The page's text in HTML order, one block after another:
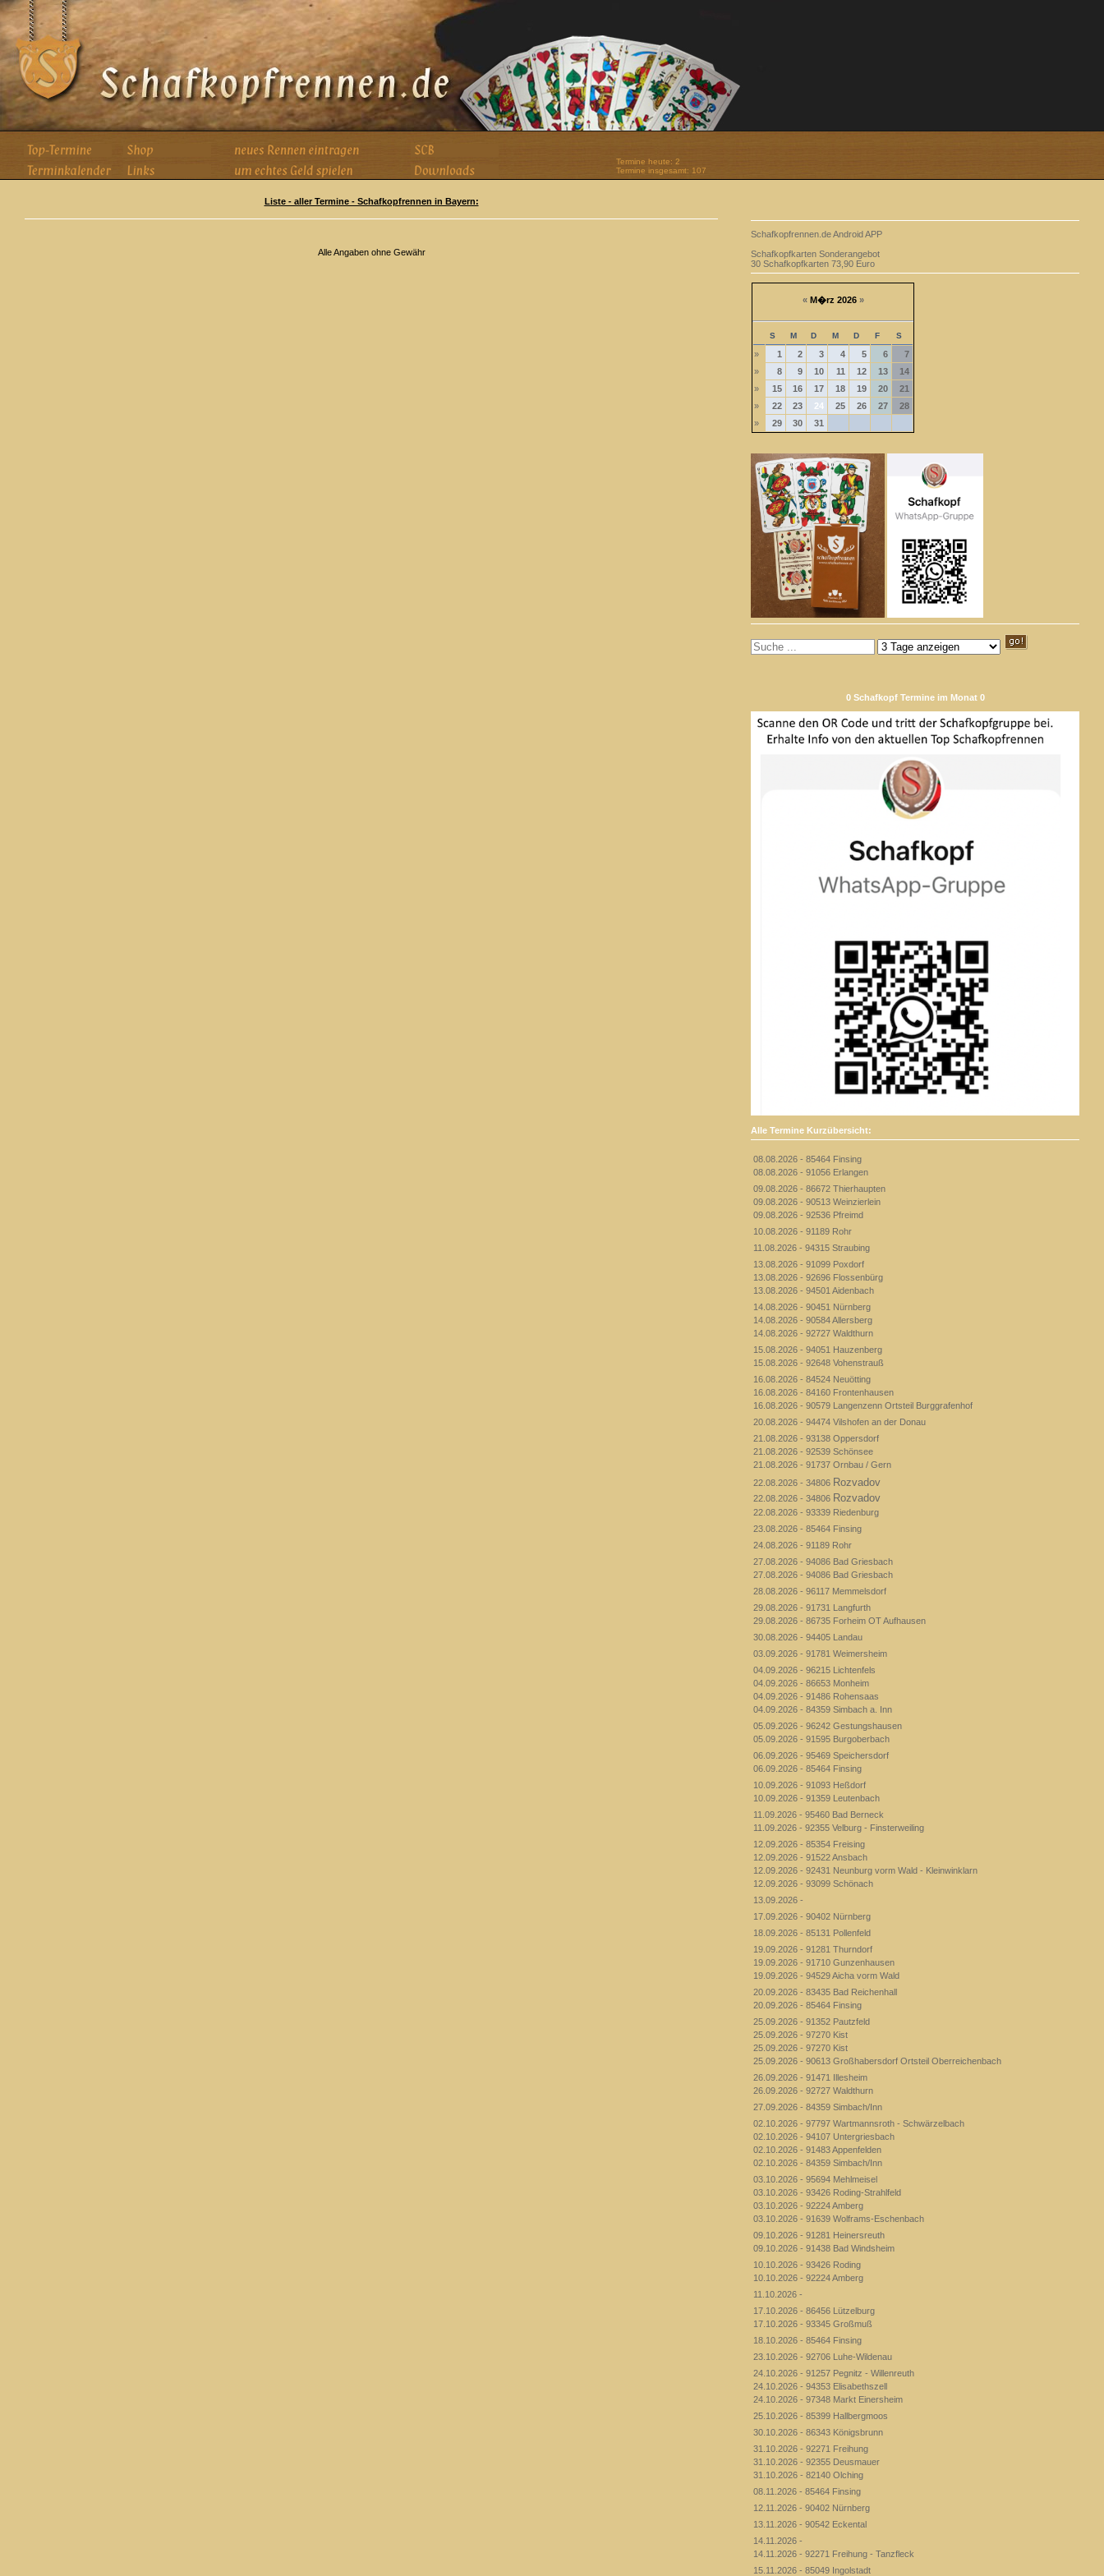
Termine heute: 2
Termine insgesamt: 107
Liste - aller Termine - Schafkopfrennen in Bayern:
Alle Angaben ohne Gewähr
Schafkopfrennen.de Android APP
Schafkopfkarten Sonderangebot
30 Schafkopfkarten 73,90 Euro
«M�rz 2026 »
S M D M D F S
» 1 2 3 4 5 6
7
»
8 9 10 11 12 13
14
»
15 16 17 18 19 20
21
»
22 23 24 25 26 27
28
»
29 30 31
0 Schafkopf Termine im Monat 0
Alle Termine Kurzübersicht:
08.08.2026 - 85464 Finsing
08.08.2026 - 91056 Erlangen
09.08.2026 - 86672 Thierhaupten
09.08.2026 - 90513 Weinzierlein
09.08.2026 - 92536 Pfreimd
10.08.2026 - 91189 Rohr
11.08.2026 - 94315 Straubing
13.08.2026 - 91099 Poxdorf
13.08.2026 - 92696 Flossenbürg
13.08.2026 - 94501 Aidenbach
14.08.2026 - 90451 Nürnberg
14.08.2026 - 90584 Allersberg
14.08.2026 - 92727 Waldthurn
15.08.2026 - 94051 Hauzenberg
15.08.2026 - 92648 Vohenstrauß
16.08.2026 - 84524 Neuötting
16.08.2026 - 84160 Frontenhausen
16.08.2026 - 90579 Langenzenn Ortsteil Burggrafenhof
20.08.2026 - 94474 Vilshofen an der Donau
21.08.2026 - 93138 Oppersdorf
21.08.2026 - 92539 Schönsee
21.08.2026 - 91737 Ornbau / Gern
22.08.2026 - 34806 Rozvadov
22.08.2026 - 34806 Rozvadov
22.08.2026 - 93339 Riedenburg
23.08.2026 - 85464 Finsing
24.08.2026 - 91189 Rohr
27.08.2026 - 94086 Bad Griesbach
27.08.2026 - 94086 Bad Griesbach
28.08.2026 - 96117 Memmelsdorf
29.08.2026 - 91731 Langfurth
29.08.2026 - 86735 Forheim OT Aufhausen
30.08.2026 - 94405 Landau
03.09.2026 - 91781 Weimersheim
04.09.2026 - 96215 Lichtenfels
04.09.2026 - 86653 Monheim
04.09.2026 - 91486 Rohensaas
04.09.2026 - 84359 Simbach a. Inn
05.09.2026 - 96242 Gestungshausen
05.09.2026 - 91595 Burgoberbach
06.09.2026 - 95469 Speichersdorf
06.09.2026 - 85464 Finsing
10.09.2026 - 91093 Heßdorf
10.09.2026 - 91359 Leutenbach
11.09.2026 - 95460 Bad Berneck
11.09.2026 - 92355 Velburg - Finsterweiling
12.09.2026 - 85354 Freising
12.09.2026 - 91522 Ansbach
12.09.2026 - 92431 Neunburg vorm Wald - Kleinwinklarn
12.09.2026 - 93099 Schönach
13.09.2026 -
17.09.2026 - 90402 Nürnberg
18.09.2026 - 85131 Pollenfeld
19.09.2026 - 91281 Thurndorf
19.09.2026 - 91710 Gunzenhausen
19.09.2026 - 94529 Aicha vorm Wald
20.09.2026 - 83435 Bad Reichenhall
20.09.2026 - 85464 Finsing
25.09.2026 - 91352 Pautzfeld
25.09.2026 - 97270 Kist
25.09.2026 - 97270 Kist
25.09.2026 - 90613 Großhabersdorf Ortsteil Oberreichenbach
26.09.2026 - 91471 Illesheim
26.09.2026 - 92727 Waldthurn
27.09.2026 - 84359 Simbach/Inn
02.10.2026 - 97797 Wartmannsroth - Schwärzelbach
02.10.2026 - 94107 Untergriesbach
02.10.2026 - 91483 Appenfelden
02.10.2026 - 84359 Simbach/Inn
03.10.2026 - 95694 Mehlmeisel
03.10.2026 - 93426 Roding-Strahlfeld
03.10.2026 - 92224 Amberg
03.10.2026 - 91639 Wolframs-Eschenbach
09.10.2026 - 91281 Heinersreuth
09.10.2026 - 91438 Bad Windsheim
10.10.2026 - 93426 Roding
10.10.2026 - 92224 Amberg
11.10.2026 -
17.10.2026 - 86456 Lützelburg
17.10.2026 - 93345 Großmuß
18.10.2026 - 85464 Finsing
23.10.2026 - 92706 Luhe-Wildenau
24.10.2026 - 91257 Pegnitz - Willenreuth
24.10.2026 - 94353 Elisabethszell
24.10.2026 - 97348 Markt Einersheim
25.10.2026 - 85399 Hallbergmoos
30.10.2026 - 86343 Königsbrunn
31.10.2026 - 92271 Freihung
31.10.2026 - 92355 Deusmauer
31.10.2026 - 82140 Olching
08.11.2026 - 85464 Finsing
12.11.2026 - 90402 Nürnberg
13.11.2026 - 90542 Eckental
14.11.2026 -
14.11.2026 - 92271 Freihung - Tanzfleck
15.11.2026 - 85049 Ingolstadt